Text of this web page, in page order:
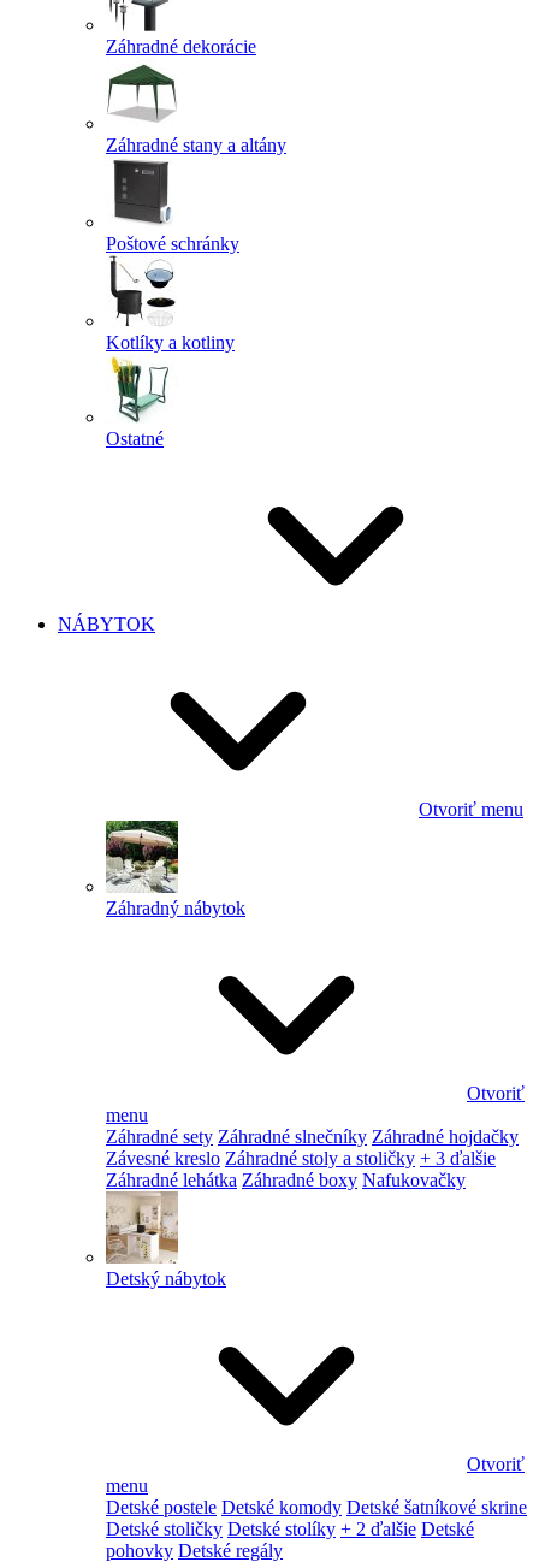
Záhradné dekorácie
Záhradné stany a altány
Poštové schránky
Kotlíky a kotliny
Ostatné
NÁBYTOK
Otvoriť menu
Záhradný nábytok
Otvoriť
menu
Záhradné sety Záhradné slnečníky Záhradné hojdačky
Závesné kreslo Záhradné stoly a stoličky + 3 ďalšie
Záhradné lehátka Záhradné boxy Nafukovačky
Detský nábytok
Otvoriť
menu
Detské postele Detské komody Detské šatníkové skrine
Detské stoličky Detské stolíky + 2 ďalšie Detské
pohovky Detské regály